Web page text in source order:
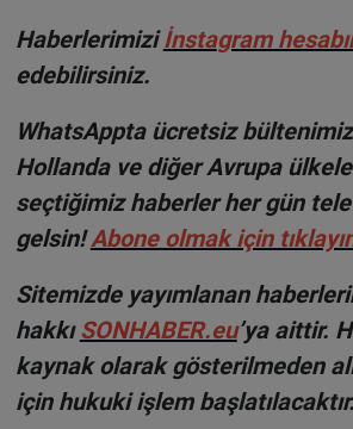
Haberlerimizi İnstagram
edebilirsiniz.
WhatsAppta ücretsiz
Hollanda ve diğer Avrupa
seçtiğimiz haberler her gün
gelsin!Abone olmak için
Sitemizde yayımlanan
hakkıSONHABER.eu’ya aittir.
kaynak olarak gösterilmeden
için hukuki işlem başlatılacaktır.